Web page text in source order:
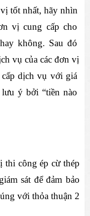
tốt nhất, hãy nhìn
vị cung cấp cho
không. Sau đó
vụ của các đơn vị
dịch vụ với giá
ý bởi “tiền nào
thi công ép cừ thép
sát để đảm bảo
với thỏa thuận 2